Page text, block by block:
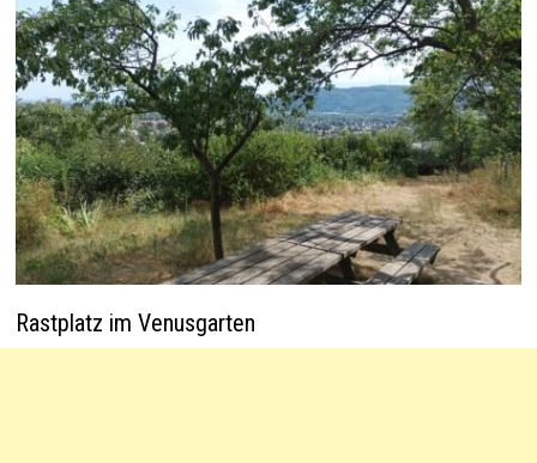
Rastplatz im Venusgarten